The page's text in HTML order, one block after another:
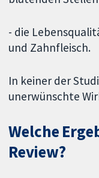
- die
und Zahnfleisch.
In keiner der
unerwünschte
Welche
Review?